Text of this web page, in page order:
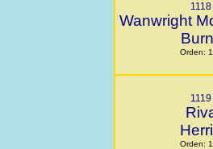
1118
Wanwright
Orden:
1119
Orden: